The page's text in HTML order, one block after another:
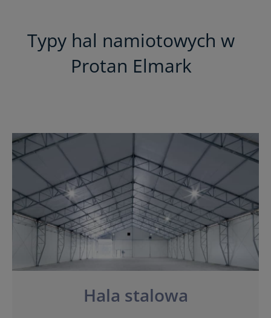
Typy hal namiotowych w
Protan Elmark
Hala stalowa